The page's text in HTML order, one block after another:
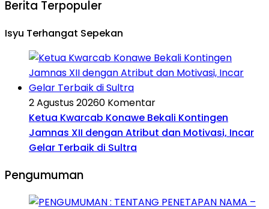
Berita Terpopuler
Isyu Terhangat Sepekan
2 Agustus 20260 Komentar
Ketua Kwarcab Konawe Bekali Kontingen
Jamnas XII dengan Atribut dan Motivasi, Incar
Gelar Terbaik di Sultra
Pengumuman